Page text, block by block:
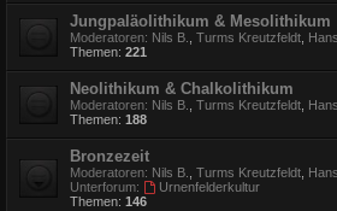
Jungpaläolithikum & Mesolithikum
Moderatoren: Nils B. Turms Kreutzfeldt
Themen: 221
Neolithikum & Chalkolithikum
Moderatoren: Nils B. Turms Kreutzfeldt
Themen: 188
Bronzezeit
Moderatoren: Nils B. Turms Kreutzfeldt
Unterforum:
Urnenfelderkultur
Themen: 146